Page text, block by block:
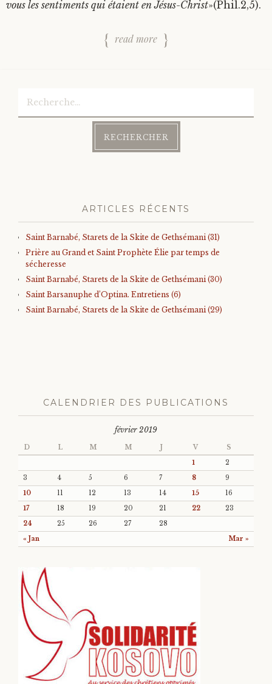
vous les sentiments qui étaient en Jésus-Christ»(Phil.2,5).
read more
ARTICLES RÉCENTS
Saint Barnabé, Starets de la Skite de Gethsémani (31)
Prière au Grand et Saint Prophète Élie par temps de
sécheresse
Saint Barnabé, Starets de la Skite de Gethsémani (30)
Saint Barsanuphe d’Optina. Entretiens (6)
Saint Barnabé, Starets de la Skite de Gethsémani (29)
CALENDRIER DES PUBLICATIONS
février 2019
D L M M J V S
« Jan Mar »
1
2
3
4 5 6 7 8
9
10
11 12 13 14 15
16
17
18 19 20 21 22
23
24
25 26 27 28